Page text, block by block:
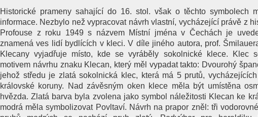
Historické prameny sahající do 16. stol. však o těchto symbolech
informace. Nezbylo než vypracovat návrh vlastní, vycházející právě z
Profouse z roku 1949 s názvem Místní jména v Čechách je
znamená ves lidí bydlících v kleci. V díle jiného autora, prof.
Klecany vyjadřuje místo, kde se vyráběly sokolnické klece. Klec
motivem návrhu znaku Klecan, který měl vypadat takto: Dvourohý
jehož středu je zlatá sokolnická klec, která má 5 prutů,
královské koruny. Nad závěsným oken klece měla být umístěna
hvězda. Zlatá barva byla zvolena jako symbol náležitosti Klecan ke
modrá měla symbolizovat Povltaví. Návrh na prapor zněl: tři